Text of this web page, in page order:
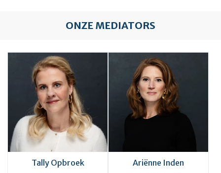
ONZE MEDIATORS
Tally Opbroek Ariënne Inden